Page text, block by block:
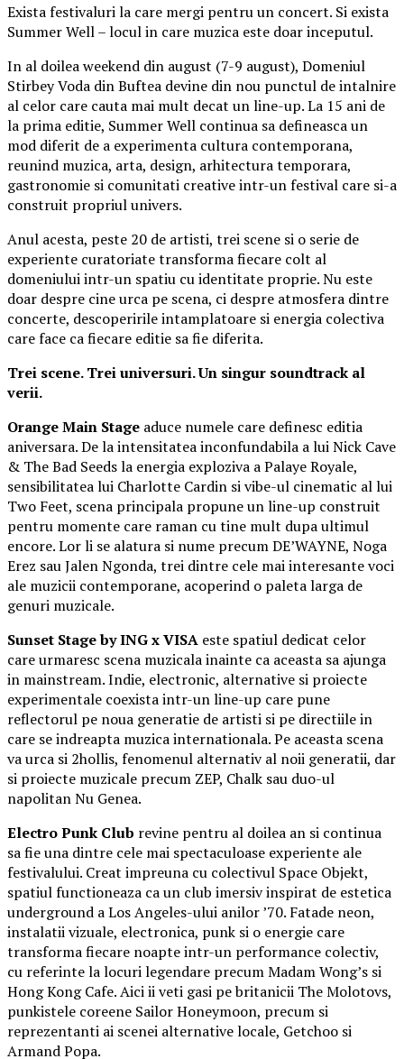
Exista festivaluri la care mergi pentru un concert. Si exista
Summer Well – locul in care muzica este doar inceputul.
In al doilea weekend din august (7-9 august), Domeniul
Stirbey Voda din Buftea devine din nou punctul de intalnire
al celor care cauta mai mult decat un line-up. La 15 ani de
la prima editie, Summer Well continua sa defineasca un
mod diferit de a experimenta cultura contemporana,
reunind muzica, arta, design, arhitectura temporara,
gastronomie si comunitati creative intr-un festival care si-a
construit propriul univers.
Anul acesta, peste 20 de artisti, trei scene si o serie de
experiente curatoriate transforma fiecare colt al
domeniului intr-un spatiu cu identitate proprie. Nu este
doar despre cine urca pe scena, ci despre atmosfera dintre
concerte, descoperirile intamplatoare si energia colectiva
care face ca fiecare editie sa fie diferita.
Trei scene. Trei universuri. Un singur soundtrack al
verii.
Orange Main Stage aduce numele care definesc editia
aniversara. De la intensitatea inconfundabila a lui Nick Cave
& The Bad Seeds la energia exploziva a Palaye Royale,
sensibilitatea lui Charlotte Cardin si vibe-ul cinematic al lui
Two Feet, scena principala propune un line-up construit
pentru momente care raman cu tine mult dupa ultimul
encore. Lor li se alatura si nume precum DE’WAYNE, Noga
Erez sau Jalen Ngonda, trei dintre cele mai interesante voci
ale muzicii contemporane, acoperind o paleta larga de
genuri muzicale.
Sunset Stage by ING x VISA este spatiul dedicat celor
care urmaresc scena muzicala inainte ca aceasta sa ajunga
in mainstream. Indie, electronic, alternative si proiecte
experimentale coexista intr-un line-up care pune
reflectorul pe noua generatie de artisti si pe directiile in
care se indreapta muzica internationala. Pe aceasta scena
va urca si 2hollis, fenomenul alternativ al noii generatii, dar
si proiecte muzicale precum ZEP, Chalk sau duo-ul
napolitan Nu Genea.
Electro Punk Club revine pentru al doilea an si continua
sa fie una dintre cele mai spectaculoase experiente ale
festivalului. Creat impreuna cu colectivul Space Objekt,
spatiul functioneaza ca un club imersiv inspirat de estetica
underground a Los Angeles-ului anilor ’70. Fatade neon,
instalatii vizuale, electronica, punk si o energie care
transforma fiecare noapte intr-un performance colectiv,
cu referinte la locuri legendare precum Madam Wong’s si
Hong Kong Cafe. Aici ii veti gasi pe britanicii The Molotovs,
punkistele coreene Sailor Honeymoon, precum si
reprezentanti ai scenei alternative locale, Getchoo si
Armand Popa.